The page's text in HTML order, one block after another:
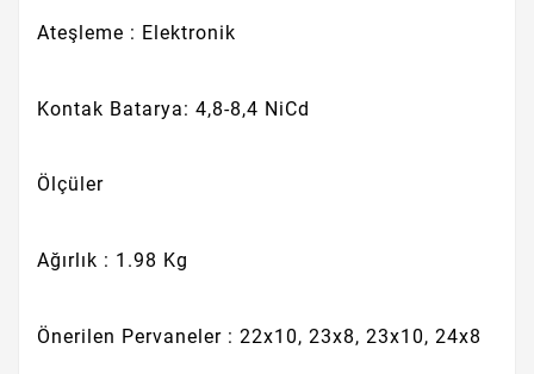
Ateşleme : Elektronik
Kontak Batarya: 4,8-8,4 NiCd
Ölçüler
Ağırlık : 1.98 Kg
Önerilen Pervaneler : 22x10, 23x8, 23x10, 24x8